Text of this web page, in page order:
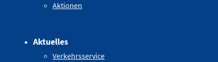
Aktionen
Aktuelles
Verkehrsservice